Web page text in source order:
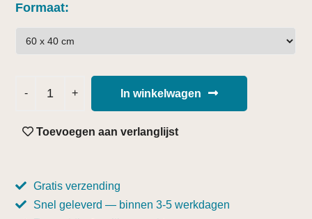
Formaat
In winkelwagen
Toevoegen aan verlanglijst
Gratis verzending
Snel geleverd — binnen 3-5 werkdagen